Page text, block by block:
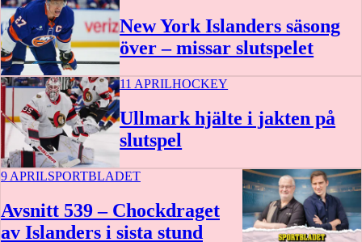
New York Islanders säsong
över – missar slutspelet
11 APRILHOCKEY
Ullmark hjälte i jakten på
slutspel
9 APRILSPORTBLADET
Avsnitt 539 – Chockdraget
av Islanders i sista stund